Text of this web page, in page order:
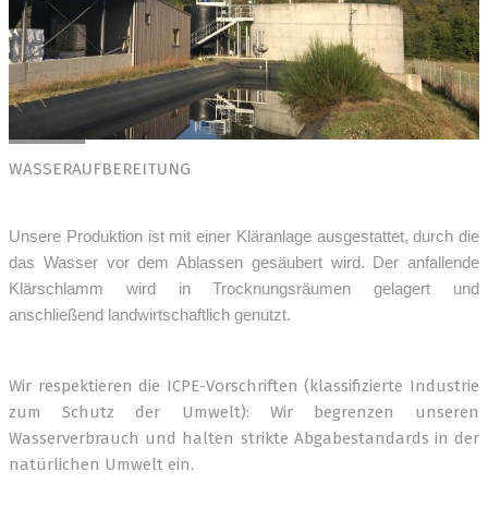
WASSERAUFBEREITUNG
Unsere Produktion ist mit einer Kläranlage ausgestattet, durch die
das Wasser vor dem Ablassen gesäubert wird. Der anfallende
Klärschlamm wird in Trocknungsräumen gelagert und
anschließend landwirtschaftlich genutzt.
Wir respektieren die ICPE-Vorschriften (klassifizierte Industrie
zum Schutz der Umwelt): Wir begrenzen unseren
Wasserverbrauch und halten strikte Abgabestandards in der
natürlichen Umwelt ein.